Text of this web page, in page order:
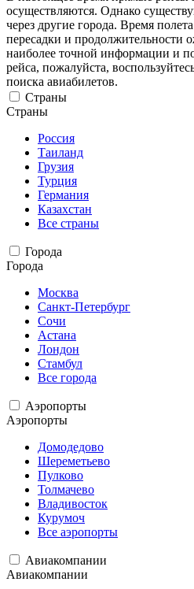
осуществляются. Однако
через другие города. Время
пересадки и продолжительности
наиболее точной информации и
рейса, пожалуйста,
поиска авиабилетов.
Страны
Страны
Россия
Таиланд
Грузия
Турция
Германия
Казахстан
Все страны
Города
Города
Москва
Санкт-Петербург
Сочи
Астана
Лондон
Стамбул
Все города
Аэропорты
Аэропорты
Домодедово
Шереметьево
Пулково
Толмачево
Владивосток
Курумоч
Все аэропорты
Авиакомпании
Авиакомпании